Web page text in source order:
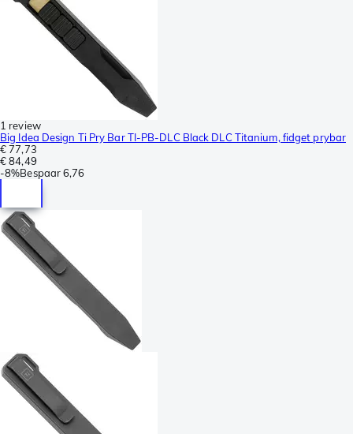
1 review
Big Idea Design Ti Pry Bar TI-PB-DLC Black DLC Titanium, fidget prybar
€ 77,73
€ 84,49
-8%Bespaar6,76